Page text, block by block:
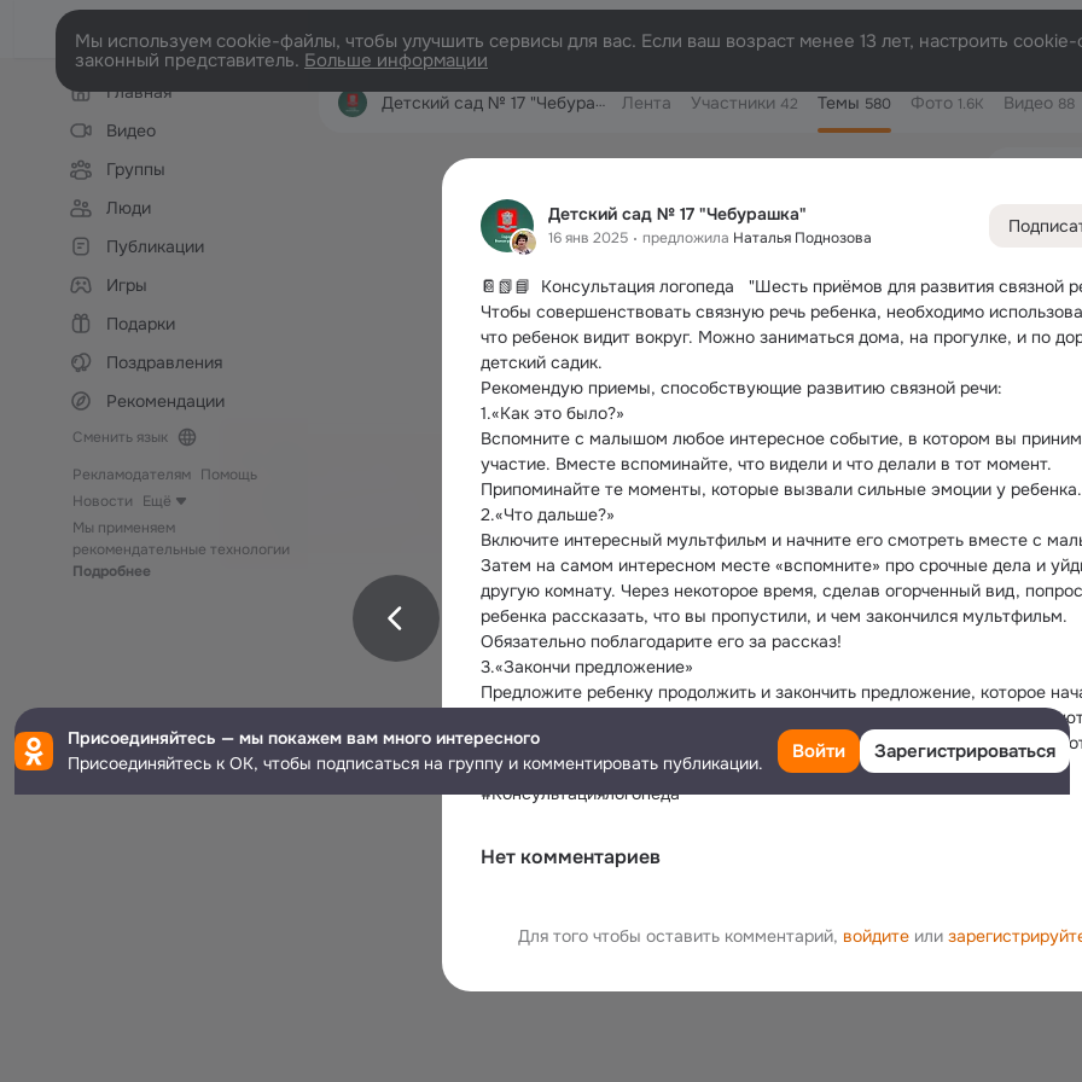
Детский сад № 17 "Чебурашка"
16 янв 2025 предложила Наталья Поднозова
📔📗📘  Консультация логопеда   "Шесть приёмов для развития связной
Чтобы совершенствовать связную речь ребенка, необходимо
что ребенок видит вокруг. Можно заниматься дома, на прогулке, и по
детский садик.
Рекомендую приемы, способствующие развитию связной речи:
1.«Как это было?»
Вспомните с малышом любое интересное событие, в котором вы
участие. Вместе вспоминайте, что видели и что делали в тот момент.
Припоминайте те моменты, которые вызвали сильные эмоции у ребенка.
2.«Что дальше?»
Включите интересный мультфильм и начните его смотреть вместе с
Затем на самом интересном месте «вспомните» про срочные дела и
другую комнату. Через некоторое время, сделав огорченный вид,
ребенка рассказать, что вы пропустили, и чем закончился мультфильм.
Обязательно поблагодарите его за рассказ!
3.«Закончи предложение»
Предложите ребенку продолжить и закончить предложение, которое
взрослый. При этом помогаем  наводящими вопросами: «Малыши
(Где? С чем?)» Можно немного усложнить: «Малыши играют на улице,
что...»
#Консультациялогопеда
Нет комментариев
Для того чтобы оставить комментарий, войдите или
Мы используем cookie-файлы, чтобы улучшить сервисы для вас. Если ваш возраст менее 13 лет, настроить
законный представитель. Больше информации
Левая
колонкаГлавная
Видео
Группы
Люди
Публикации
Игры
Подарки
Поздравления
Рекомендации
Сменить язык
Рекламодателям Помощь
Новости
Ещё
Мы применяем
рекомендательные технологии
Подробнее
Детский сад № 17 "Чебурашка" Лента Участники 42 Темы 580 Фото 1.6K Видео 88
Присоединяйтесь — мы покажем вам много интересного
Присоединяйтесь к ОК, чтобы подписаться на группу и комментировать публикации.
Войти Зарегистрироваться